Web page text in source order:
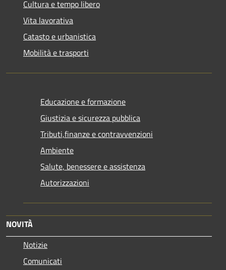
Cultura e tempo libero
Vita lavorativa
Catasto e urbanistica
Mobilità e trasporti
Educazione e formazione
Giustizia e sicurezza pubblica
Tributi,finanze e contravvenzioni
Ambiente
Salute, benessere e assistenza
Autorizzazioni
NOVITÀ
Notizie
Comunicati